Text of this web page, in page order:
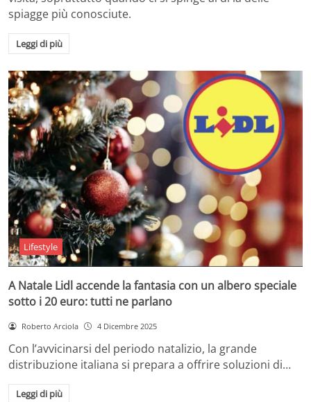
spiagge più conosciute.
Leggi di più
Lifestyle
A Natale Lidl accende la fantasia con un albero speciale
sotto i 20 euro: tutti ne parlano
Roberto Arciola 4 Dicembre 2025
Con l’avvicinarsi del periodo natalizio, la grande
distribuzione italiana si prepara a offrire soluzioni di…
Leggi di più